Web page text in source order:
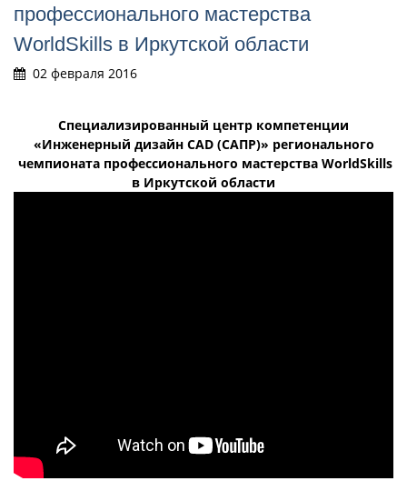
профессионального мастерства
WorldSkills в Иркутской области
02 февраля 2016
Специализированный центр компетенции
«Инженерный дизайн CAD (САПР)» регионального
чемпионата профессионального мастерства WorldSkills
в Иркутской области